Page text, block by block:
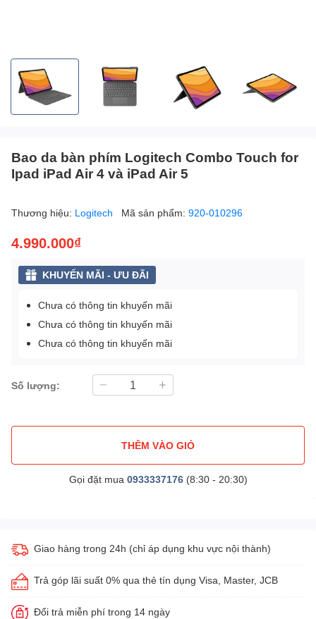
Bao da bàn phím Logitech Combo Touch for
Ipad iPad Air 4 và iPad Air 5
Thương hiệu: Logitech Mã sản phẩm: 920-010296
4.990.000₫
KHUYẾN MÃI - ƯU ĐÃI
Chưa có thông tin khuyến mãi
Chưa có thông tin khuyến mãi
Chưa có thông tin khuyến mãi
Số lượng:
THÊM VÀO GIỎ
Gọi đặt mua 0933337176(8:30 - 20:30)
Giao hàng trong 24h (chỉ áp dụng khu vực nội thành)
Trả góp lãi suất 0% qua thẻ tín dụng Visa, Master, JCB
Đổi trả miễn phí trong 14 ngày